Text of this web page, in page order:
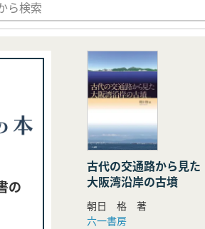
の
古代の交通路から見た
大阪湾沿岸の古墳
朝日 格 著
六一書房